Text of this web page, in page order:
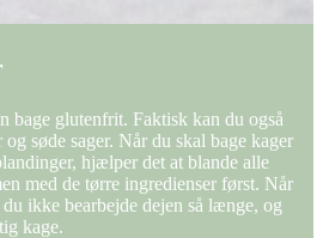
bage glutenfrit. Faktisk kan du også
søde sager. Når du skal bage kager
hjælper det at blande alle
med de tørre ingredienser først. Når
ikke bearbejde dejen så længe, og
kage.